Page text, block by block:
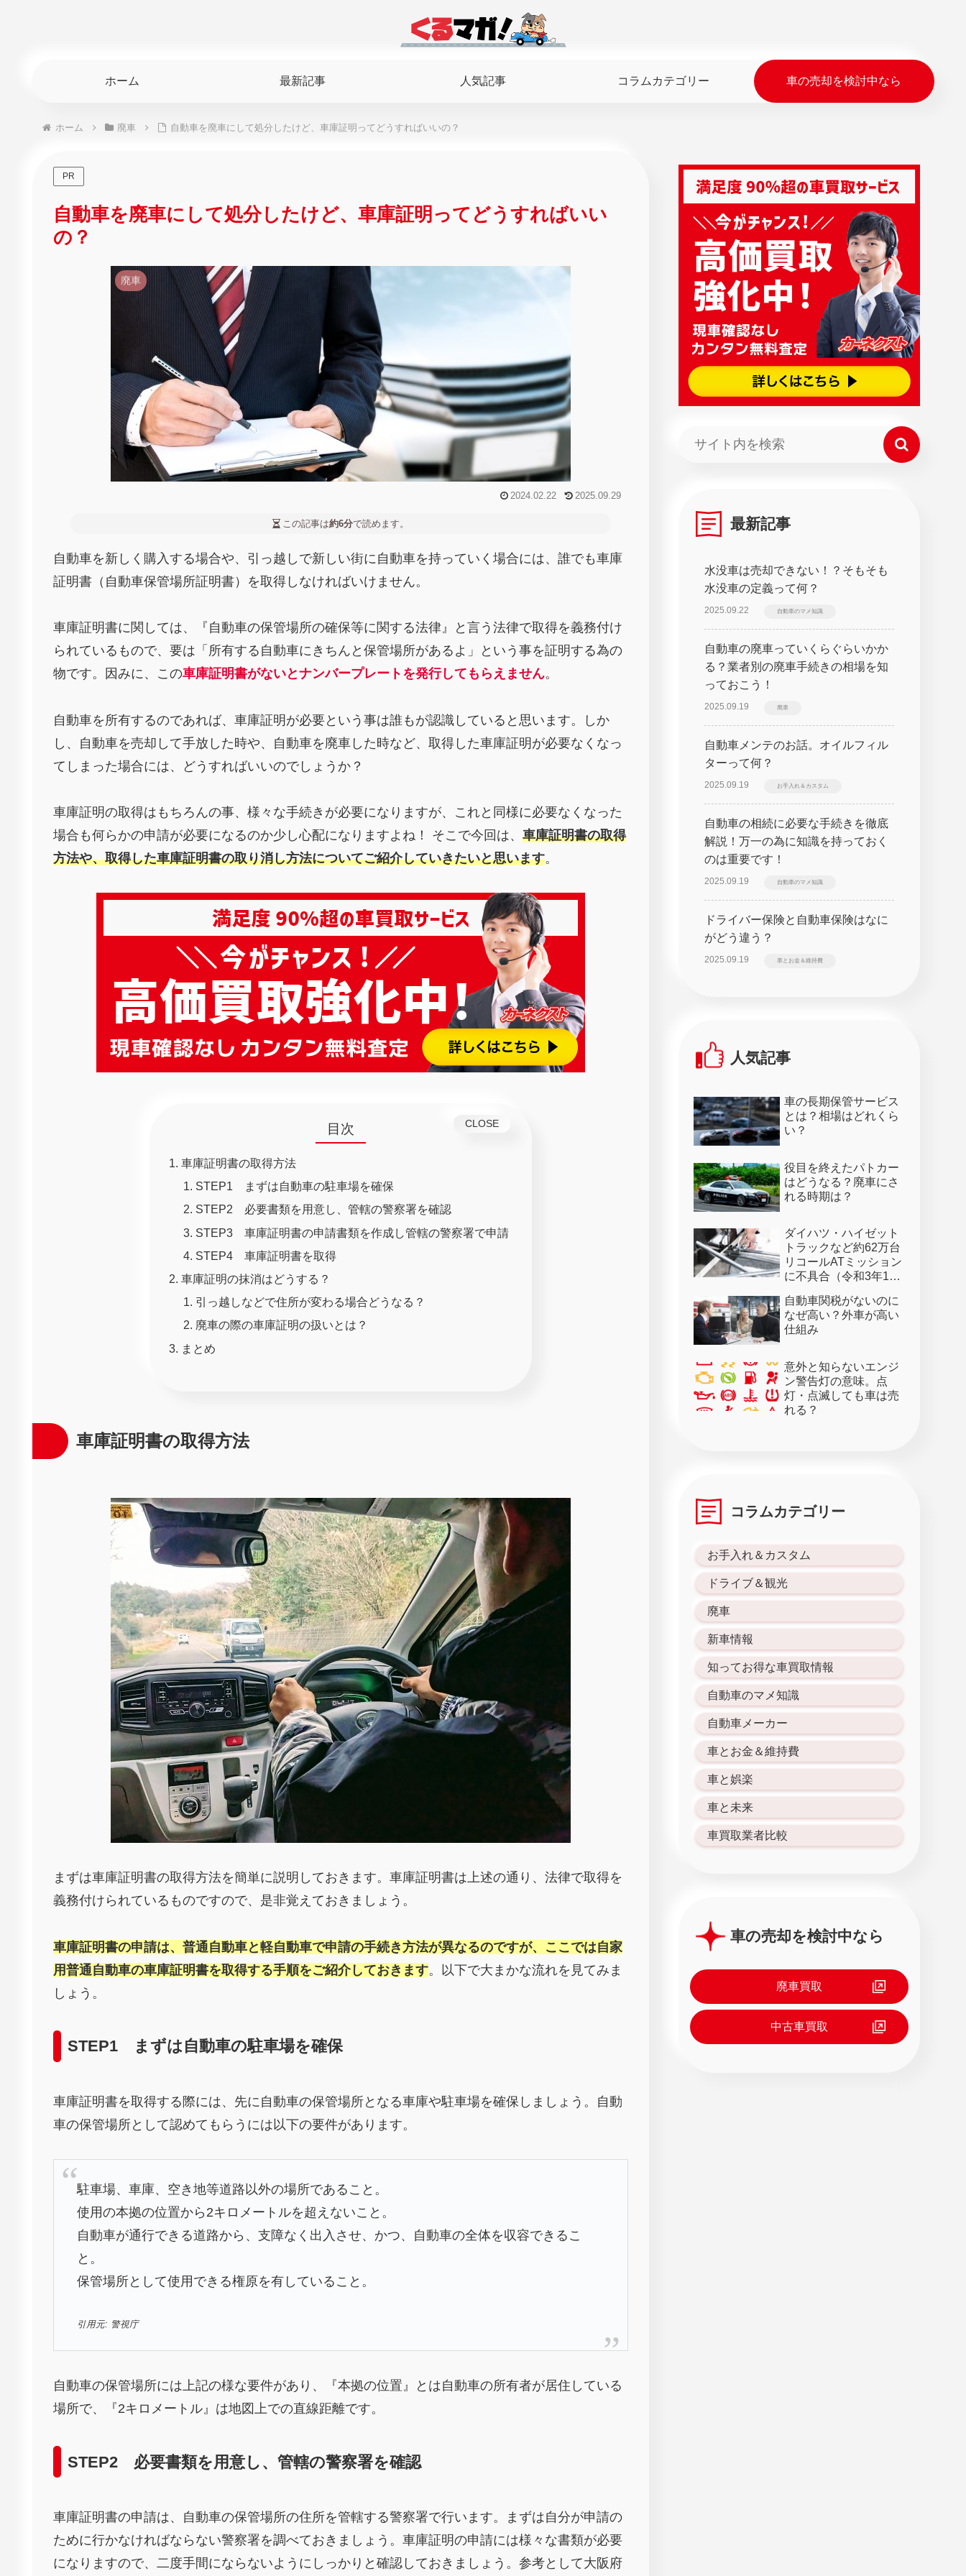
ホーム 最新記事 人気記事 コラムカテゴリー 車の売却を検討中なら
ホーム 廃車 自動車を廃車にして処分したけど、車庫証明ってどうすればいいの？
PR
自動車を廃車にして処分したけど、車庫証明ってどうすればいい
の？
廃車
2024.02.22 2025.09.29
この記事は約6分で読めます。
自動車を新しく購入する場合や、引っ越しで新しい街に自動車を持っていく場合には、誰でも車庫
証明書（自動車保管場所証明書）を取得しなければいけません。
車庫証明書に関しては、『自動車の保管場所の確保等に関する法律』と言う法律で取得を義務付け
られているもので、要は「所有する自動車にきちんと保管場所があるよ」という事を証明する為の
物です。因みに、この車庫証明書がないとナンバープレートを発行してもらえません。
自動車を所有するのであれば、車庫証明が必要という事は誰もが認識していると思います。しか
し、自動車を売却して手放した時や、自動車を廃車した時など、取得した車庫証明が必要なくなっ
てしまった場合には、どうすればいいのでしょうか？
車庫証明の取得はもちろんの事、様々な手続きが必要になりますが、これと同様に必要なくなった
場合も何らかの申請が必要になるのか少し心配になりますよね！ そこで今回は、 車庫証明書の取得
方法や、取得した車庫証明書の取り消し方法についてご紹介していきたいと思います。
目次
車庫証明書の取得方法
STEP1 まずは自動車の駐車場を確保
STEP2 必要書類を用意し、管轄の警察署を確認
STEP3 車庫証明書の申請書類を作成し管轄の警察署で申請
STEP4 車庫証明書を取得
車庫証明の抹消はどうする？
引っ越しなどで住所が変わる場合どうなる？
廃車の際の車庫証明の扱いとは？
まとめ
車庫証明書の取得方法
まずは車庫証明書の取得方法を簡単に説明しておきます。車庫証明書は上述の通り、法律で取得を
義務付けられているものですので、是非覚えておきましょう。
車庫証明書の申請は、普通自動車と軽自動車で申請の手続き方法が異なるのですが、ここでは自家
用普通自動車の車庫証明書を取得する手順をご紹介しておきます。以下で大まかな流れを見てみま
しょう。
STEP1 まずは自動車の駐車場を確保
車庫証明書を取得する際には、先に自動車の保管場所となる車庫や駐車場を確保しましょう。自動
車の保管場所として認めてもらうには以下の要件があります。
駐車場、車庫、空き地等道路以外の場所であること。
使用の本拠の位置から2キロメートルを超えないこと。
自動車が通行できる道路から、支障なく出入させ、かつ、自動車の全体を収容できるこ
と。
保管場所として使用できる権原を有していること。
引用元: 警視庁
自動車の保管場所には上記の様な要件があり、『本拠の位置』とは自動車の所有者が居住している
場所で、『2キロメートル』は地図上での直線距離です。
STEP2 必要書類を用意し、管轄の警察署を確認
車庫証明書の申請は、自動車の保管場所の住所を管轄する警察署で行います。まずは自分が申請の
ために行かなければならない警察署を調べておきましょう。車庫証明の申請には様々な書類が必要
になりますので、二度手間にならないようにしっかりと確認しておきましょう。参考として大阪府
最新記事
水没車は売却できない！？そもそも
水没車の定義って何？
2025.09.22 自動車のマメ知識
自動車の廃車っていくらぐらいかか
る？業者別の廃車手続きの相場を知
っておこう！
2025.09.19 廃車
自動車メンテのお話。オイルフィル
ターって何？
2025.09.19 お手入れ＆カスタム
自動車の相続に必要な手続きを徹底
解説！万一の為に知識を持っておく
のは重要です！
2025.09.19 自動車のマメ知識
ドライバー保険と自動車保険はなに
がどう違う？
2025.09.19 車とお金＆維持費
人気記事
車の長期保管サービス
とは？相場はどれくら
い？
役目を終えたパトカー
はどうなる？廃車にさ
れる時期は？
ダイハツ・ハイゼット
トラックなど約62万台
リコールATミッション
に不具合（令和3年1月
自動車関税がないのに
なぜ高い？外車が高い
仕組み
意外と知らないエンジ
ン警告灯の意味。点
灯・点滅しても車は売
れる？
コラムカテゴリー
お手入れ＆カスタム
ドライブ＆観光
廃車
新車情報
知ってお得な車買取情報
自動車のマメ知識
自動車メーカー
車とお金＆維持費
車と娯楽
車と未来
車買取業者比較
車の売却を検討中なら
廃車買取
中古車買取